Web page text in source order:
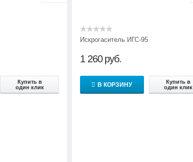
Купить в
один клик
Искрогаситель ИГС-95
1 260 руб.
В КОРЗИНУ
Купить в
один клик